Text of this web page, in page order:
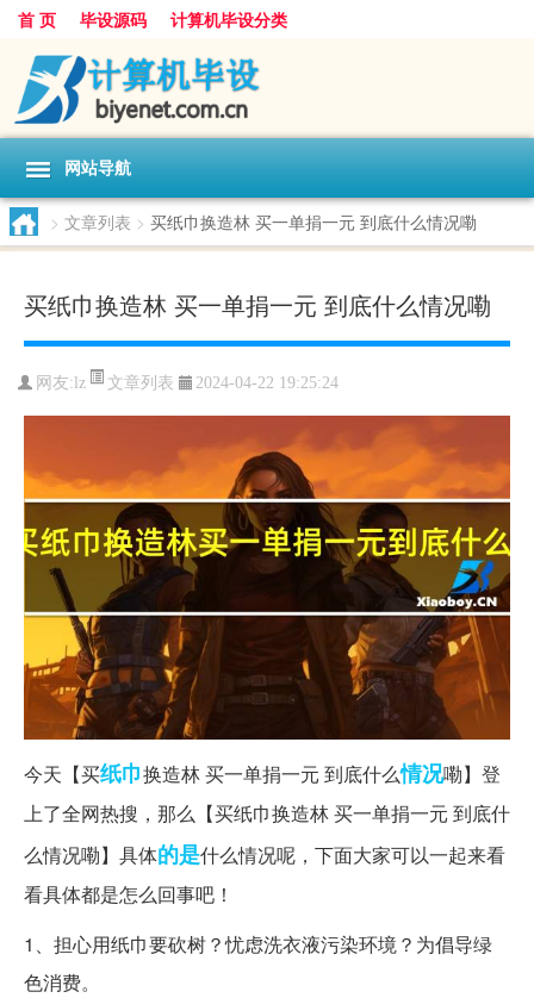
首 页 毕设源码 计算机毕设分类
网站导航
> 文章列表 > 买纸巾换造林 买一单捐一元 到底什么情况嘞
买纸巾换造林 买一单捐一元 到底什么情况嘞
网友: lz 文章列表 2024-04-22 19:25:24
今天【买纸巾换造林 买一单捐一元 到底什么情况嘞】登
上了全网热搜，那么【买纸巾换造林 买一单捐一元 到底什
么情况嘞】具体的是什么情况呢，下面大家可以一起来看
看具体都是怎么回事吧！
1、担心用纸巾要砍树？忧虑洗衣液污染环境？为倡导绿
色消费。